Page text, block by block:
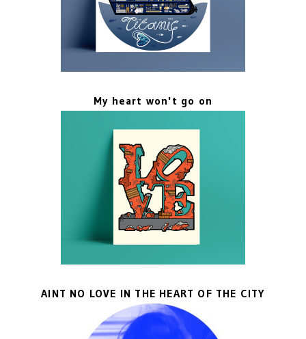
My heart won't go on
AINT NO LOVE IN THE HEART OF THE CITY